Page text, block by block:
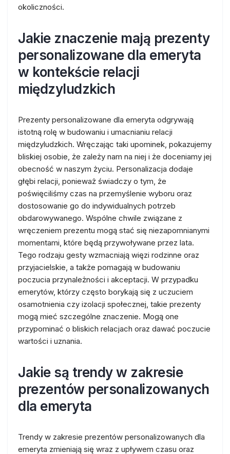
okoliczności.
Jakie znaczenie mają prezenty
personalizowane dla emeryta
w kontekście relacji
międzyludzkich
Prezenty personalizowane dla emeryta odgrywają
istotną rolę w budowaniu i umacnianiu relacji
międzyludzkich. Wręczając taki upominek, pokazujemy
bliskiej osobie, że zależy nam na niej i że doceniamy jej
obecność w naszym życiu. Personalizacja dodaje
głębi relacji, ponieważ świadczy o tym, że
poświęciliśmy czas na przemyślenie wyboru oraz
dostosowanie go do indywidualnych potrzeb
obdarowywanego. Wspólne chwile związane z
wręczeniem prezentu mogą stać się niezapomnianymi
momentami, które będą przywoływane przez lata.
Tego rodzaju gesty wzmacniają więzi rodzinne oraz
przyjacielskie, a także pomagają w budowaniu
poczucia przynależności i akceptacji. W przypadku
emerytów, którzy często borykają się z uczuciem
osamotnienia czy izolacji społecznej, takie prezenty
mogą mieć szczególne znaczenie. Mogą one
przypominać o bliskich relacjach oraz dawać poczucie
wartości i uznania.
Jakie są trendy w zakresie
prezentów personalizowanych
dla emeryta
Trendy w zakresie prezentów personalizowanych dla
emeryta zmieniają się wraz z upływem czasu oraz